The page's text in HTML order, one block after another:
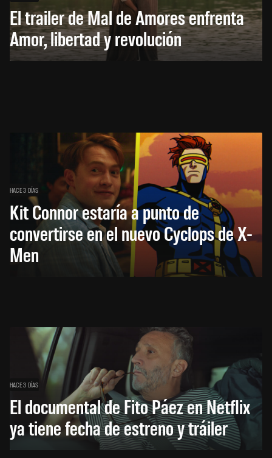
El trailer de Mal de Amores enfrenta
Amor, libertad y revolución
HACE 3 DÍAS
Kit Connor estaría a punto de
convertirse en el nuevo Cyclops de X-
Men
HACE 3 DÍAS
El documental de Fito Páez en Netflix
ya tiene fecha de estreno y tráiler